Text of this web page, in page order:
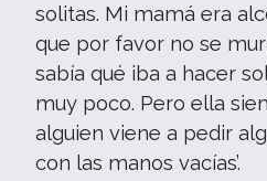
solitas. Mi mamá era
que por favor no se
sabía qué iba a hacer
muy poco. Pero ella
alguien viene a pedir
con las manos vacías’.